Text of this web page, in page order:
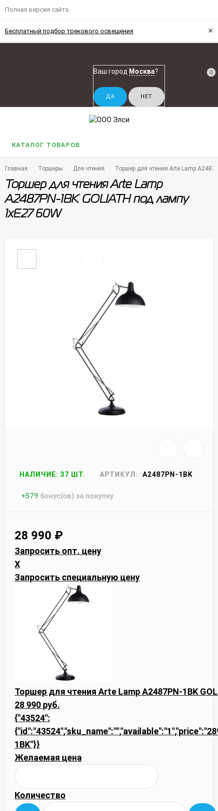
Полная версия сайта
Бесплатный подбор трекового освещения ×
Ваш город Москва? 0
КАТАЛОГ ТОВАРОВ
Главная Торшеры Для чтения Торшер для чтения Arte Lamp
Торшер для чтения Arte Lamp
A2487PN-1BK GOLIATH под лампу
1xE27 60W
НАЛИЧИЕ: 37 ШТ. АРТИКУЛ: A2487PN-1BK
+579 бонус(ов) за покупку
28 990 ₽
Запросить опт. цену
X
Запросить специальную цену
Торшер для чтения Arte Lamp A2487PN-1BK
28 990 руб.
{"43524":
1BK"}}
Желаемая цена
Количество